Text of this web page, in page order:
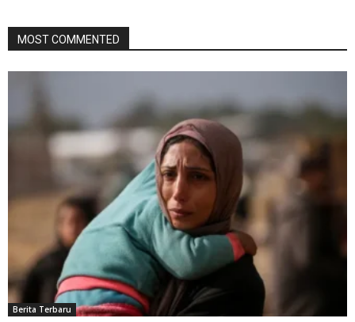
MOST COMMENTED
Berita Terbaru